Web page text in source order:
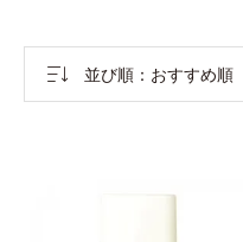
並び順 おすすめ順